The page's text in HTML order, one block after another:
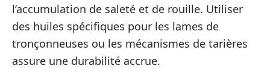
l’accumulation de saleté et de rouille. Utiliser
des huiles spécifiques pour les lames de
tronçonneuses ou les mécanismes de tarières
assure une durabilité accrue.